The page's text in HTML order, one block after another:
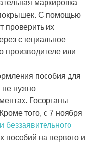
маркировка
С помощью
проверить их
специальное
производителе или
пособия для
не нужно
Госорганы
того, с 7 ноября
беззаявительного
пособий на первого и